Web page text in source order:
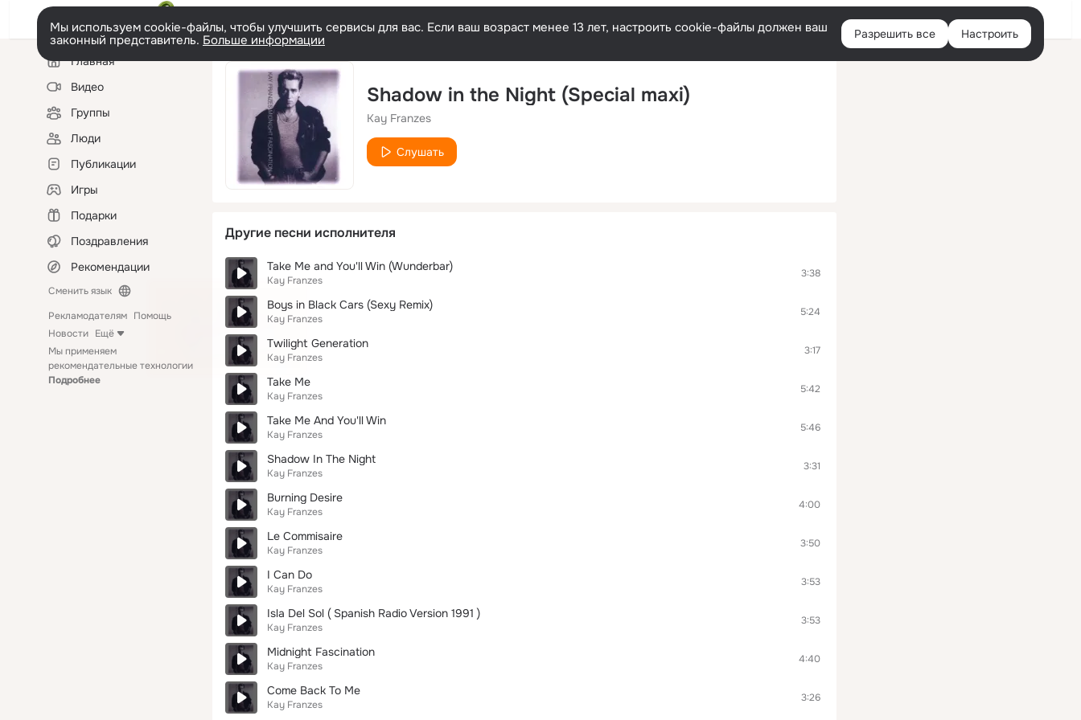
Войти
Мы используем cookie-файлы, чтобы улучшить сервисы для вас. Если ваш возраст менее 13 лет, настроить cookie-файлы должен ваш
законный представитель. Больше информации Разрешить все Настроить
Левая
колонкаГлавная
Видео
Группы
Люди
Публикации
Игры
Подарки
Поздравления
Рекомендации
Сменить язык
Рекламодателям Помощь
Новости Ещё
Мы применяем
рекомендательные технологии
Подробнее
Shadow in the Night (Special maxi)
Kay Franzes
Слушать
Другие песни исполнителя
Take Me and You'll Win (Wunderbar)
Kay Franzes
3:38
Boys in Black Cars (Sexy Remix)
Kay Franzes
5:24
Twilight Generation
Kay Franzes
3:17
Take Me
Kay Franzes
5:42
Take Me And You'll Win
Kay Franzes
5:46
Shadow In The Night
Kay Franzes
3:31
Burning Desire
Kay Franzes
4:00
Le Commisaire
Kay Franzes
3:50
I Can Do
Kay Franzes
3:53
Isla Del Sol ( Spanish Radio Version 1991 )
Kay Franzes
3:53
Midnight Fascination
Kay Franzes
4:40
Come Back To Me
Kay Franzes
3:26